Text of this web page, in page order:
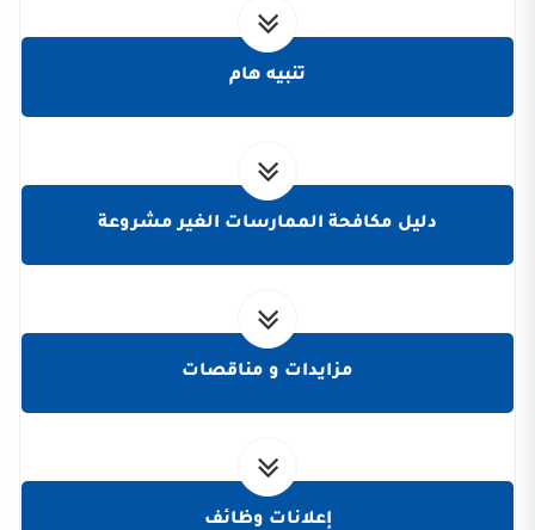
تنبيه هام
دليل مكافحة الممارسات الغير مشروعة
مزايدات و مناقصات
إعلانات وظائف